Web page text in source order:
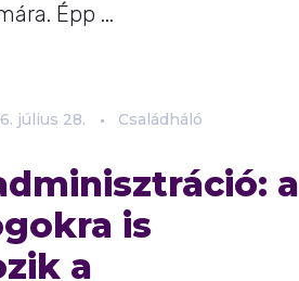
Épp ...
július 28. Családháló
a
is
a